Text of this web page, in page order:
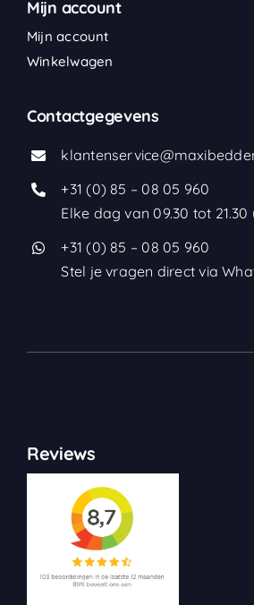
Mijn account
Mijn account
Winkelwagen
Contactgegevens
+31 (0) 85 – 08 05 960
Elke dag van 09.30 tot 21.30
+31 (0) 85 – 08 05 960
Stel je vragen direct via
Reviews